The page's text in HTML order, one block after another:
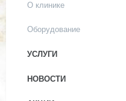
О клинике
Оборудование
УСЛУГИ
НОВОСТИ